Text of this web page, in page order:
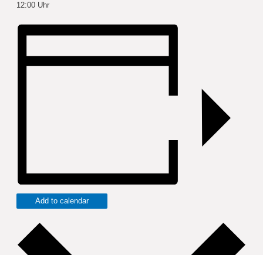
12:00 Uhr
Add to calendar